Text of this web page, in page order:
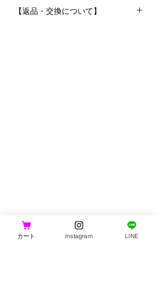
【返品・交換について】
のご負担となりますので予めご了承
ください。
カート Instagram LINE